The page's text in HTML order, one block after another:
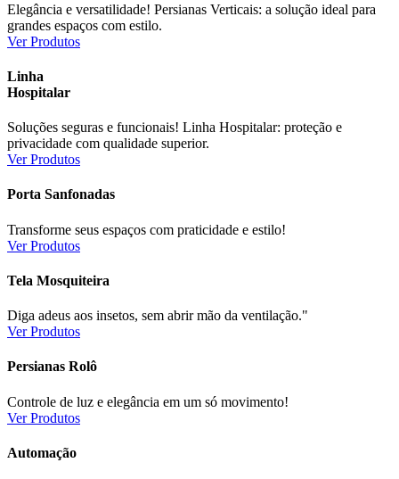
Elegância e versatilidade! Persianas Verticais: a solução ideal para
grandes espaços com estilo.
Ver Produtos
Linha
Hospitalar
Soluções seguras e funcionais! Linha Hospitalar: proteção e
privacidade com qualidade superior.
Ver Produtos
Porta Sanfonadas
Transforme seus espaços com praticidade e estilo!
Ver Produtos
Tela Mosquiteira
Diga adeus aos insetos, sem abrir mão da ventilação."
Ver Produtos
Persianas Rolô
Controle de luz e elegância em um só movimento!
Ver Produtos
Automação